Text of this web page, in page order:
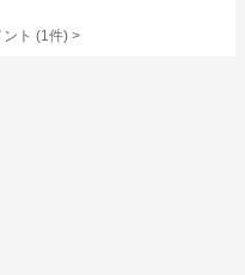
ト (1件) >